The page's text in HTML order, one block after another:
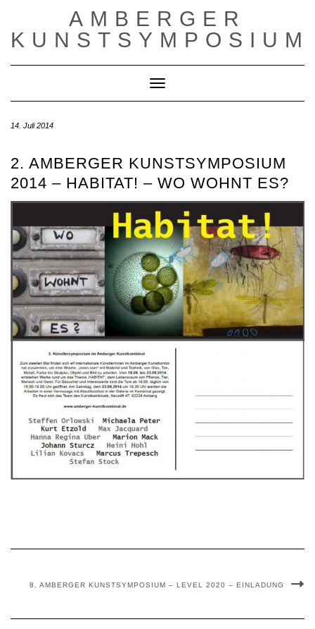
content
AMBERGER
KUNSTSYMPOSIUM
Toggle Navigation
14. Juli 2014
2. AMBERGER KUNSTSYMPOSIUM
2014 – HABITAT! – WO WOHNT ES?
8. AMBERGER KUNSTSYMPOSIUM – LEVEL 2020 – EINLADUNG